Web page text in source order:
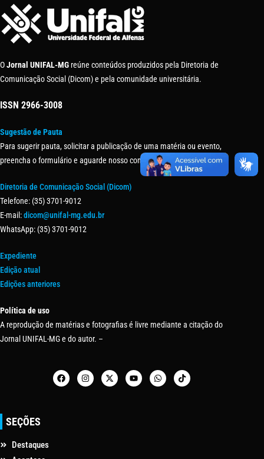
OJornal UNIFAL-MG reúne conteúdos produzidos pela Diretoria de
Comunicação Social (Dicom) e pela comunidade universitária.
ISSN 2966-3008
Sugestão de Pauta
Para sugerir pauta, solicitar a publicação de uma matéria ou evento,
preencha o formulário e aguarde nosso contato.
Diretoria de Comunicação Social (Dicom)
Telefone: (35) 3701-9012
E-mail:dicom@unifal-mg.edu.br
WhatsApp: (35) 3701-9012
Expediente
Edição atual
Edições anteriores
Política de uso
A reprodução de matérias e fotografias é livre mediante a citação do
Jornal UNIFAL-MG e do autor. –
SEÇÕES
Destaques